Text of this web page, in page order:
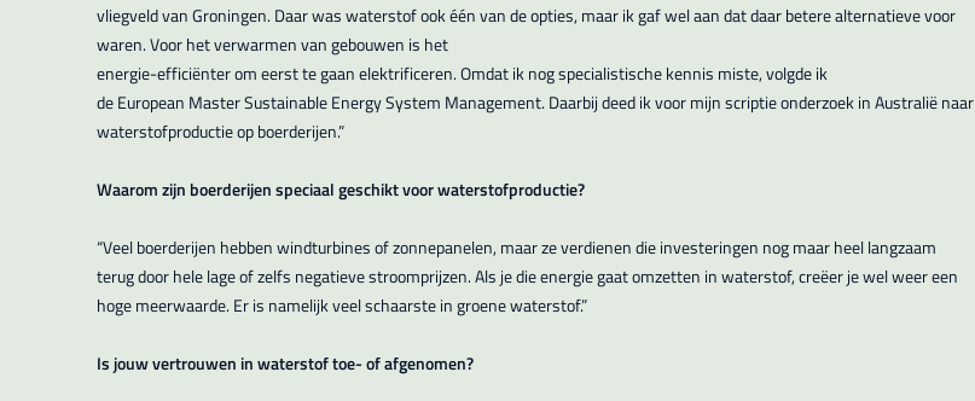
vliegveld van Groningen. Daar was waterstof ook één van de opties, maar ik gaf wel aan dat daar betere alternatieve voor
waren. Voor het verwarmen van gebouwen is het
energie-efficiënter om eerst te gaan elektrificeren. Omdat ik nog specialistische kennis miste, volgde ik
de European Master Sustainable Energy System Management. Daarbij deed ik voor mijn scriptie onderzoek in Australië naar
waterstofproductie op boerderijen.”
Waarom zijn boerderijen speciaal geschikt voor waterstofproductie?
“Veel boerderijen hebben windturbines of zonnepanelen, maar ze verdienen die investeringen nog maar heel langzaam
terug door hele lage of zelfs negatieve stroomprijzen. Als je die energie gaat omzetten in waterstof, creëer je wel weer een
hoge meerwaarde. Er is namelijk veel schaarste in groene waterstof.”
Is jouw vertrouwen in waterstof toe- of afgenomen?